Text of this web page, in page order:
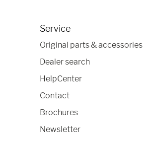
Service
Original parts & accessories
Dealer search
HelpCenter
Contact
Brochures
Newsletter